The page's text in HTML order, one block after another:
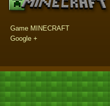
Game MINECRAFT
Google +